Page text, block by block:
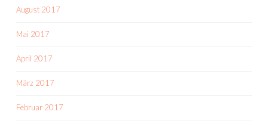
August 2017
Mai 2017
April 2017
März 2017
Februar 2017